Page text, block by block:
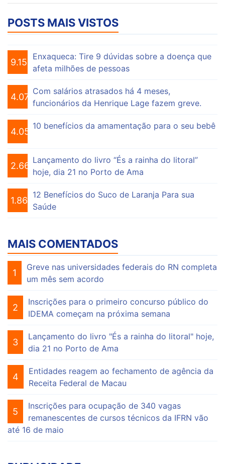
POSTS MAIS VISTOS
9.159
Enxaqueca: Tire 9 dúvidas sobre a doença que
afeta milhões de pessoas
4.076
Com salários atrasados há 4 meses,
funcionários da Henrique Lage fazem greve.
4.056
10 benefícios da amamentação para o seu bebê
2.662
Lançamento do livro “És a rainha do litoral”
hoje, dia 21 no Porto de Ama
1.864
12 Benefícios do Suco de Laranja Para sua
Saúde
MAIS COMENTADOS
1
Greve nas universidades federais do RN completa
um mês sem acordo
2
Inscrições para o primeiro concurso público do
IDEMA começam na próxima semana
3
Lançamento do livro "És a rainha do litoral" hoje,
dia 21 no Porto de Ama
4
Entidades reagem ao fechamento de agência da
Receita Federal de Macau
5
Inscrições para ocupação de 340 vagas
remanescentes de cursos técnicos da IFRN vão
até 16 de maio